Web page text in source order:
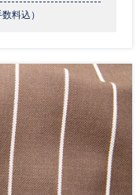
料込）